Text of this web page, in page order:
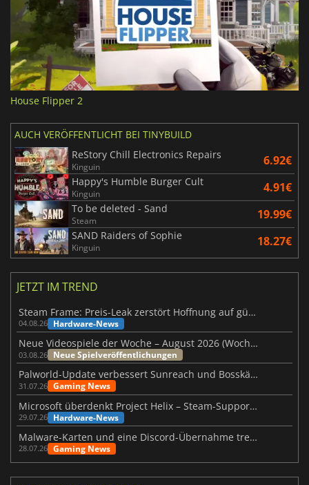
House Flipper 2
AUCH VERÖFFENTLICHT BEI TINYBUILD
ReStory Chill Electronics Repairs
Kinguin 6.92€
Happy's Humble Burger Cult
Kinguin 4.91€
To be deleted - Sand
Steam 19.99€
SAND Raiders of Sophie
Kinguin 18.27€
JETZT IM TREND
Steam Frame: Preis-Leak zerstört Hoffnung auf günstiges VR-Headset
04.08.26 Hardware-News
Neue Videospiele der Woche – August 2026 (Woche 32)
03.08.26 Neue Spielveröffentlichungen
Palworld-Update verbessert Sunreach und Bosskämpfe deutlich
31.07.26 Gaming News
Microsoft überdenkt Project Helix – Steam-Support gefährdet
29.07.26 Hardware-News
Malware-Karten und eine Discord-Übernahme treffen Meccha Chameleon
28.07.26 Gaming News